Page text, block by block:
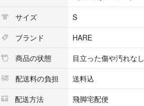
【E】目立つキズ・ヨゴレの有る物
サイズ
S
ブランド
HARE
商品の状態
目立った傷や汚れなし
配送料の負担
送料込
配送方法
飛脚宅配便